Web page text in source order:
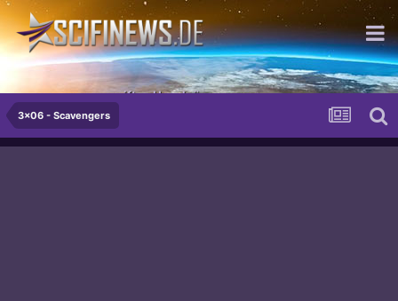
...aus sonnengereiften Haselnüssen
3x06 - Scavengers